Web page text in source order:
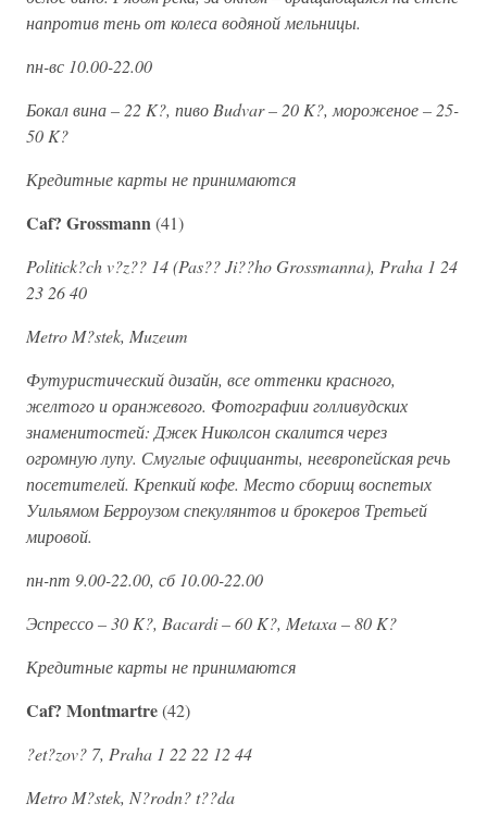
напротив тень от колеса водяной мельницы.
пн-вс 10.00-22.00
Бокал вина – 22 K?, пиво Budvar – 20 K?, мороженое – 25-
50 K?
Кредитные карты не принимаются
Caf? Grossmann(41)
Politick?ch v?z?? 14 (Pas?? Ji??ho Grossmanna), Praha 1 24
23 26 40
Metro M?stek, Muzeum
Футуристический дизайн, все оттенки красного,
желтого и оранжевого. Фотографии голливудских
знаменитостей: Джек Николсон скалится через
огромную лупу. Смуглые официанты, неевропейская речь
посетителей. Крепкий кофе. Место сборищ воспетых
Уильямом Берроузом спекулянтов и брокеров Третьей
мировой.
пн-пт 9.00-22.00, сб 10.00-22.00
Эспрессо – 30 K?, Bacardi – 60 K?, Metaxa – 80 K?
Кредитные карты не принимаются
Caf? Montmartre(42)
?et?zov? 7, Praha 1 22 22 12 44
Metro M?stek, N?rodn? t??da